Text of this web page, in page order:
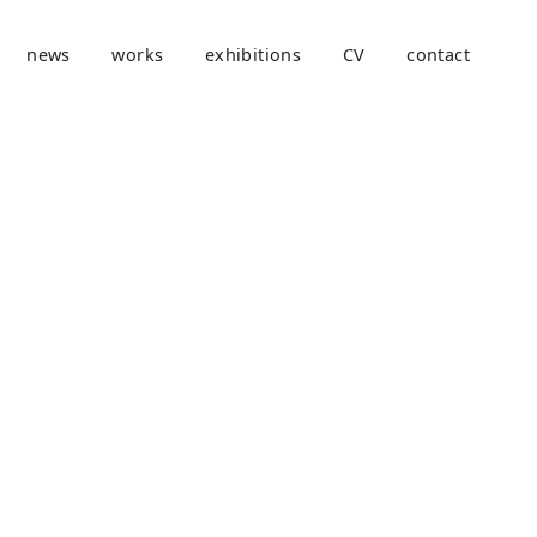
news works exhibitions CV contact